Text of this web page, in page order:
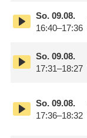
So.09.08.
16:40–17:36
So.09.08.
17:31–18:27
So.09.08.
17:36–18:32